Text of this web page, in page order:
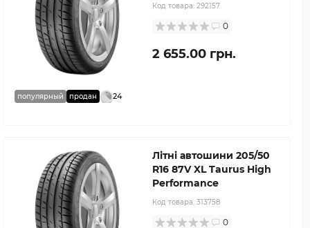
популярный продан 24
Код товара: 292157
0
2 655.00 грн.
Літні автошини 205/50
R16 87V XL Taurus High
Performance
Код товара: 313758
0